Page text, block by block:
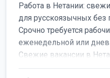
Работа в Нетании:
для русскоязычных без
Срочно требуется
еженедельной или
Свежие вакансии в